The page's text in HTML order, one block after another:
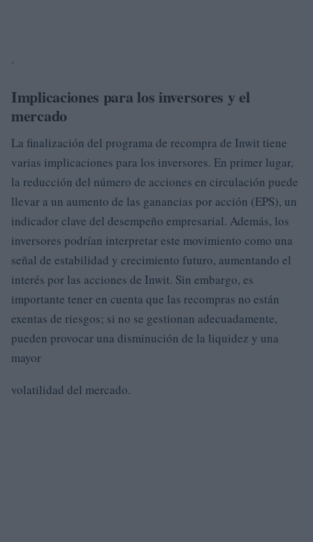
.
Implicaciones para los inversores y el
mercado
La finalización del programa de recompra de Inwit tiene
varias implicaciones para los inversores. En primer lugar,
la reducción del número de acciones en circulación puede
llevar a un aumento de las ganancias por acción (EPS), un
indicador clave del desempeño empresarial. Además, los
inversores podrían interpretar este movimiento como una
señal de estabilidad y crecimiento futuro, aumentando el
interés por las acciones de Inwit. Sin embargo, es
importante tener en cuenta que las recompras no están
exentas de riesgos; si no se gestionan adecuadamente,
pueden provocar una disminución de la liquidez y una
mayor
volatilidad del mercado.